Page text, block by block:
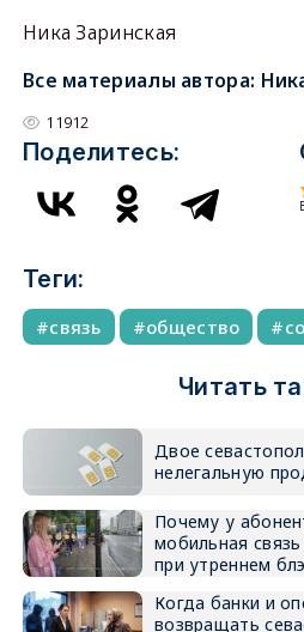
Ника Заринская
Все материалы автора:
11912
Поделитесь:
Теги:
связь общество
Читать
Двое
нелегальную
Почему у
мобильная
при утреннем
Когда банки и
возвращать